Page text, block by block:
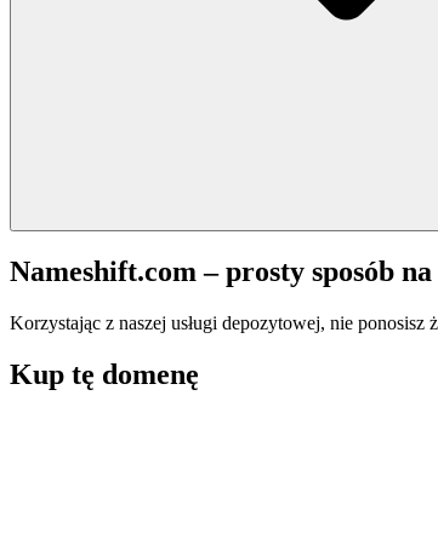
Nameshift.com – prosty sposób
Korzystając z naszej usługi depozytowej, nie
Kup tę domenę